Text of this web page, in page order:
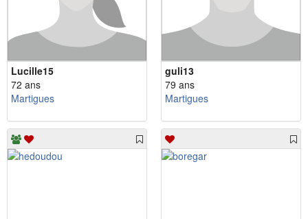
Lucille15
72 ans
Martigues
guli13
79 ans
Martigues